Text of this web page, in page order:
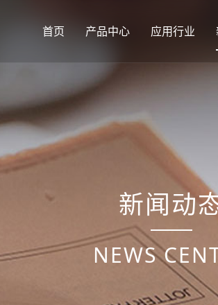
首页 产品中心 应用行业
新闻动
NEWS